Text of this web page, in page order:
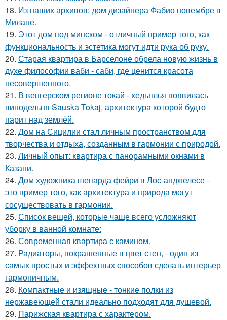
18. Из наших архивов: дом дизайнера Фабио новембре в
Милане.
19. Этот дом под минском - отличный пример того, как
функциональность и эстетика могут идти рука об руку.
20. Старая квартира в Барселоне обрела новую жизнь в
духе философии ваби - саби, где ценится красота
несовершенного.
21. В венгерском регионе токай - хедьялья появилась
винодельня Sauska Tokaj, архитектура которой будто
парит над землёй.
22. Дом на Сицилии стал личным пространством для
творчества и отдыха, созданным в гармонии с природой.
23. Личный опыт: квартира с панорамными окнами в
Казани.
24. Дом художника шепарда фейри в Лос-анджелесе -
это пример того, как архитектура и природа могут
сосуществовать в гармонии.
25. Список вещей, которые чаще всего усложняют
уборку в ванной комнате:
26. Современная квартира с камином.
27. Радиаторы, покрашенные в цвет стен, - один из
самых простых и эффектных способов сделать интерьер
гармоничным.
28. Компактные и изящные - тонкие полки из
нержавеющей стали идеально подходят для душевой.
29. Парижская квартира с характером.